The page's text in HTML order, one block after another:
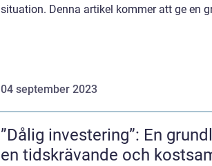
situation. Denna artikel kommer att ge en
04 september 2023
”Dålig investering”: En
en tidskrävande och